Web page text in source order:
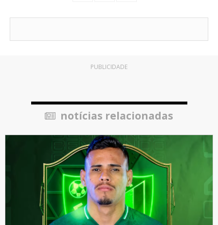
PUBLICIDADE
notícias relacionadas